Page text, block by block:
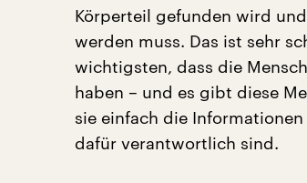
Körperteil gefunden wird
werden muss. Das ist sehr
wichtigsten, dass die
haben – und es gibt diese
sie einfach die
dafür verantwortlich sind.